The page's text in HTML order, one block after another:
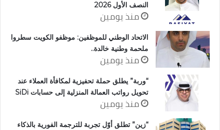
النصف الأول 2026
منذ يومين
الاتحاد الوطني للموظفين: موظفو الكويت سطروا
ملحمة وطنية خالدة..
منذ يومين
“وربة” يطلق حملة تحفيزية لمكافأة العملاء عند
تحويل رواتب العمالة المنزلية إلى حسابات SiDi
منذ يومين
“زين” تطلق أوّل تجربة للترجمة الفورية بالذكاء